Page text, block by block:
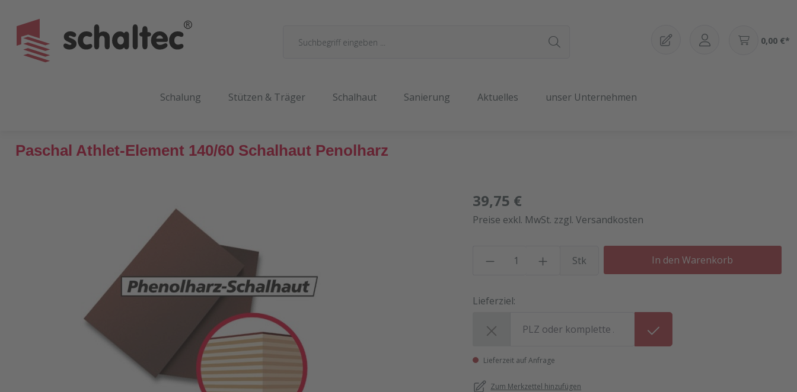
0,00 €*
Schalung Stützen & Träger Schalhaut Sanierung Aktuelles unser Unternehmen
Paschal Athlet-Element 140/60 Schalhaut Penolharz
39,75 €
Preise exkl. MwSt. zzgl. Versandkosten
Produkt Anzahl: Gib den
Stk In den Warenkorb
Lieferziel:
Lieferzeit auf Anfrage
Zum Merkzettel hinzufügen